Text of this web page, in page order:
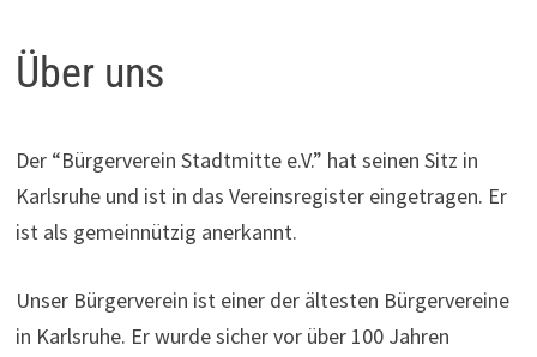
Über uns
Der “Bürgerverein Stadtmitte e.V.” hat seinen Sitz in
Karlsruhe und ist in das Vereinsregister eingetragen. Er
ist als gemeinnützig anerkannt.
Unser Bürgerverein ist einer der ältesten Bürgervereine
in Karlsruhe. Er wurde sicher vor über 100 Jahren